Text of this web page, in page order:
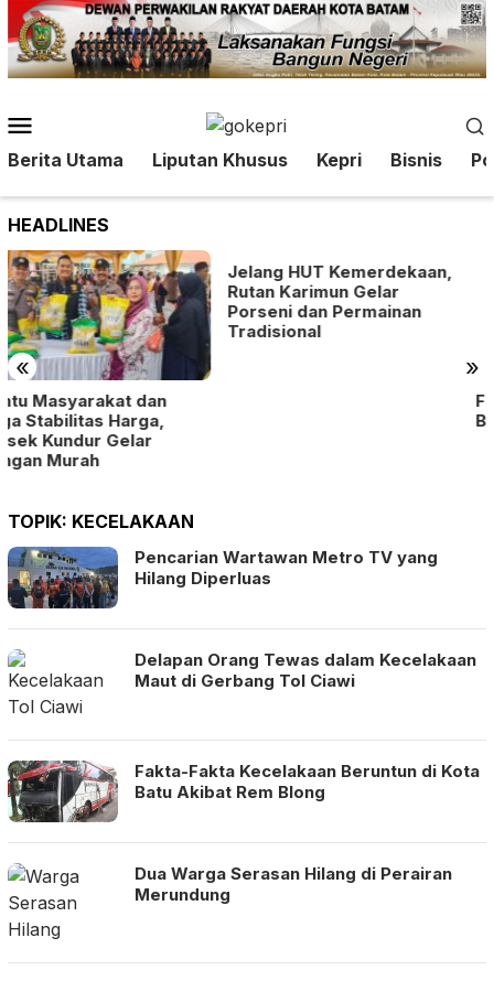
Loncat
ke
konten
Mobile
Berita Utama Liputan Khusus Kepri Bisnis
HEADLINES
« »
Jelang HUT Kemerdekaan,
Rutan Karimun Gelar
Porseni dan Permainan
Tradisional
TOPIK: KECELAKAAN
Pencarian Wartawan Metro TV yang
Hilang Diperluas
Delapan Orang Tewas dalam Kecelakaan
Maut di Gerbang Tol Ciawi
Fakta-Fakta Kecelakaan Beruntun di Kota
Batu Akibat Rem Blong
Dua Warga Serasan Hilang di Perairan
Merundung